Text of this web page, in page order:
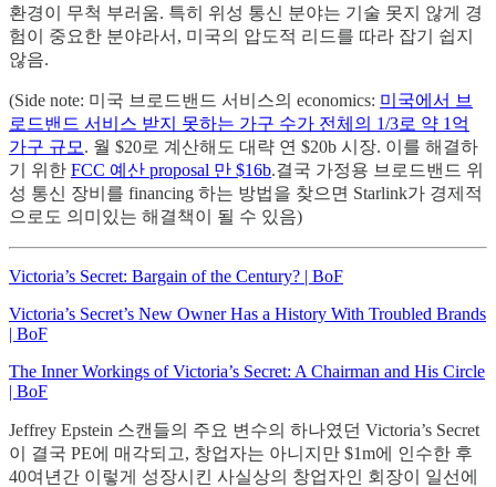
환경이 무척 부러움. 특히 위성 통신 분야는 기술 못지 않게 경
험이 중요한 분야라서, 미국의 압도적 리드를 따라 잡기 쉽지
않음.
(Side note: 미국 브로드밴드 서비스의 economics: 미국에서 브
로드밴드 서비스 받지 못하는 가구 수가 전체의 1/3로 약 1억
가구 규모 . 월 $20로 계산해도 대략 연 $20b 시장. 이를 해결하
기 위한 FCC 예산 proposal 만 $16b.결국 가정용 브로드밴드 위
성 통신 장비를 financing 하는 방법을 찾으면 Starlink가 경제적
으로도 의미있는 해결책이 될 수 있음)
Victoria’s Secret: Bargain of the Century? | BoF
Victoria’s Secret’s New Owner Has a History With Troubled Brands
| BoF
The Inner Workings of Victoria’s Secret: A Chairman and His Circle
| BoF
Jeffrey Epstein 스캔들의 주요 변수의 하나였던 Victoria’s Secret
이 결국 PE에 매각되고, 창업자는 아니지만 $1m에 인수한 후
40여년간 이렇게 성장시킨 사실상의 창업자인 회장이 일선에